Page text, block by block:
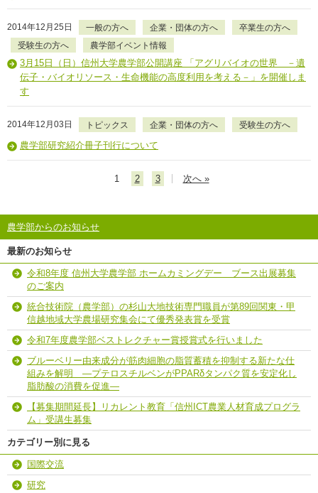
2014年12月25日 一般の方へ 企業・団体の方へ
卒業生の方へ
受験生の方へ
農学部イベント情報
3月15日（日）信州大学農学部公開講座 「アグリバイオの世界 －遺
伝子・バイオリソース・生命機能の高度利用を考える－」を開催しま
す
2014年12月03日 トピックス 企業・団体の方へ 受験生の方へ
農学部研究紹介冊子刊行について
1 2 3 次へ »
農学部からのお知らせ
最新のお知らせ
令和8年度 信州大学農学部 ホームカミングデー ブース出展募集
のご案内
統合技術院（農学部）の杉山大地技術専門職員が第89回関東・甲
信越地域大学農場研究集会にて優秀発表賞を受賞
令和7年度農学部ベストレクチャー賞授賞式を行いました
ブルーベリー由来成分が筋肉細胞の脂質蓄積を抑制する新たな仕
組みを解明 ―プテロスチルベンがPPARδタンパク質を安定化し
脂肪酸の消費を促進―
【募集期間延長】リカレント教育「信州ICT農業人材育成プログラ
ム」受講生募集
カテゴリー別に見る
国際交流
研究